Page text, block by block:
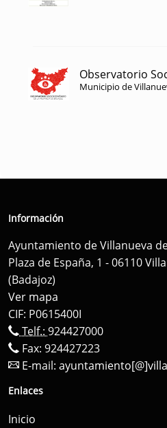
Observatorio
Municipio de
Información
Ayuntamiento de Villanueva
Plaza de España, 1 - 06110
(Badajoz)
Ver mapa
CIF: P0615400I
Telf.: 924427000
Fax: 924427223
E-mail:
Enlaces
Inicio